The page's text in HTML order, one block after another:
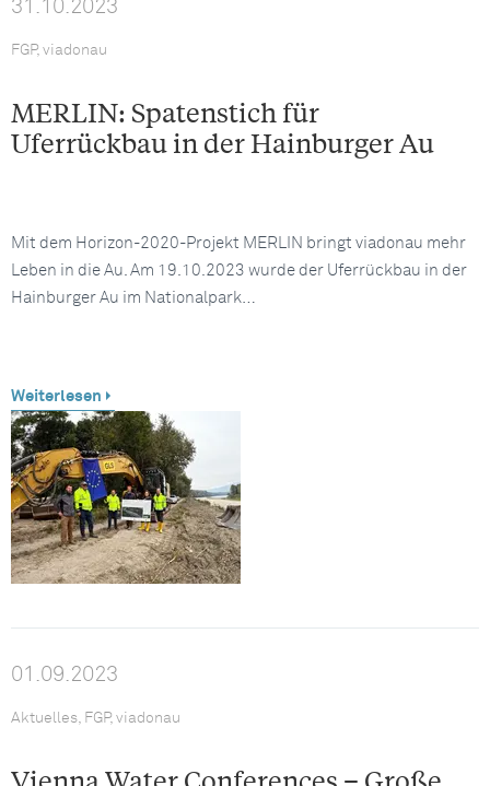
31.10.2023
FGP, viadonau
MERLIN: Spatenstich für
Uferrückbau in der Hainburger Au
Mit dem Horizon-2020-Projekt MERLIN bringt viadonau mehr
Leben in die Au. Am 19.10.2023 wurde der Uferrückbau in der
Hainburger Au im Nationalpark…
Weiterlesen
01.09.2023
Aktuelles, FGP, viadonau